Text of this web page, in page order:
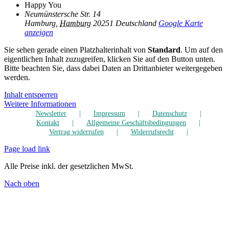
Happy You
Neumünstersche Str. 14
Hamburg Hamburg 20251 Deutschland Google Karte
anzeigen
Sie sehen gerade einen Platzhalterinhalt von Standard. Um auf den
eigentlichen Inhalt zuzugreifen, klicken Sie auf den Button unten.
Bitte beachten Sie, dass dabei Daten an Drittanbieter weitergegeben
werden.
Inhalt entsperren
Weitere Informationen
Newsletter Impressum
Datenschutz
Kontakt
Allgemeine Geschäftsbedingungen
Vertrag widerrufen
Widerrufsrecht
Page load link
Alle Preise inkl. der gesetzlichen MwSt.
Nach oben